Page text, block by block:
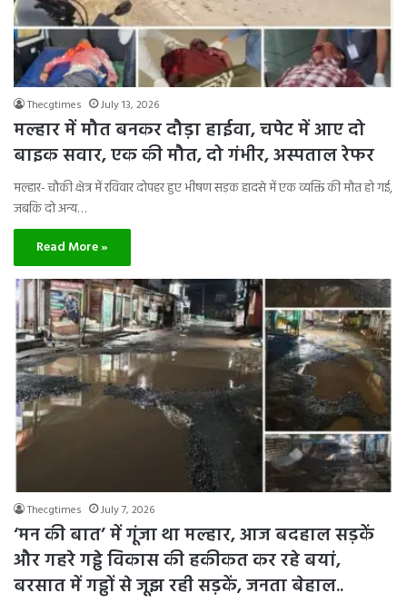
Thecgtimes July 13, 2026
मल्हार में मौत बनकर दौड़ा हाईवा, चपेट में आए दो
बाइक सवार, एक की मौत, दो गंभीर, अस्पताल रेफर
मल्हार- चौकी क्षेत्र में रविवार दोपहर हुए भीषण सड़क हादसे में एक व्यक्ति की मौत हो गई,
जबकि दो अन्य…
Read More »
Thecgtimes July 7, 2026
‘मन की बात’ में गूंजा था मल्हार, आज बदहाल सड़कें
और गहरे गड्ढे विकास की हकीकत कर रहे बयां,
बरसात में गड्ढों से जूझ रही सड़कें, जनता बेहाल..